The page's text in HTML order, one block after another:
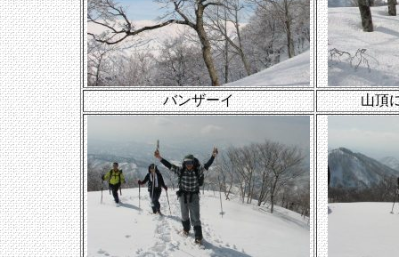
バンザーイ 山頂